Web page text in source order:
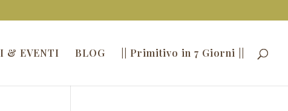
& EVENTI BLOG || Primitivo in 7 Giorni ||